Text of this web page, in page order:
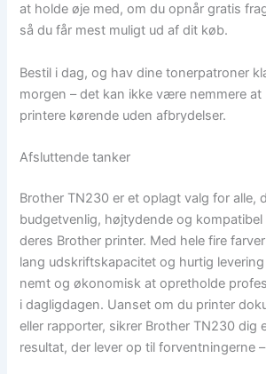
at holde øje med, om du opnår gratis
så du får mest muligt ud af dit køb.
Bestil i dag, og hav dine tonerpatroner
morgen – det kan ikke være nemmere at
printere kørende uden afbrydelser.
Afsluttende tanker
Brother TN230 er et oplagt valg for alle,
budgetvenlig, højtydende og
deres Brother printer. Med hele fire
lang udskriftskapacitet og hurtig
nemt og økonomisk at opretholde
i dagligdagen. Uanset om du printer
eller rapporter, sikrer Brother TN230 dig
resultat, der lever op til forventningerne